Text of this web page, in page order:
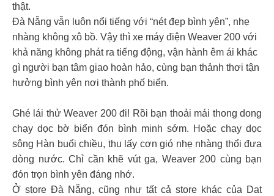
thật.
Đà Nẵng vẫn luôn nổi tiếng với “nét đẹp bình yên”, nhẹ
nhàng không xô bồ. Vậy thì xe máy điện Weaver 200 với
khả năng không phát ra tiếng động, vận hành êm ái khác
gì người bạn tâm giao hoàn hảo, cùng bạn thảnh thơi tận
hưởng bình yên nơi thành phố biển.
Ghé lái thử Weaver 200 đi! Rồi bạn thoải mái thong dong
chạy dọc bờ biển đón bình minh sớm. Hoặc chạy dọc
sông Hàn buổi chiều, thu lấy cơn gió nhẹ nhàng thổi đưa
dòng nước. Chỉ cần khẽ vút ga, Weaver 200 cùng bạn
đón trọn bình yên đáng nhớ.
Ở store Đà Nẵng, cũng như tất cả store khác của Dat